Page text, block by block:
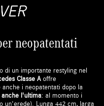
neopatentati
di un importante restyling nel
Classe Aoffre
i neopatentati dopo la
anche l'ultima: al momento i
un'erede). Lunga 442 cm, larga